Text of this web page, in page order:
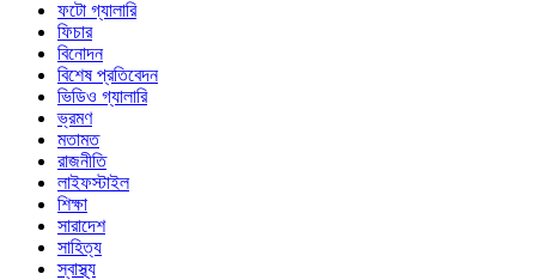
ফটো গ্যালারি
ফিচার
বিনোদন
বিশেষ প্রতিবেদন
ভিডিও গ্যালারি
ভ্রমণ
মতামত
রাজনীতি
লাইফস্টাইল
শিক্ষা
সারাদেশ
সাহিত্য
স্বাস্থ্য